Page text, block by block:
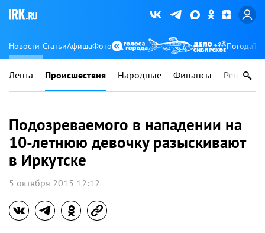
Новости СтатьиАфишаФото Погода
Лента Происшествия Народные Финансы Регионы
Подозреваемого в нападении на
10-летнюю девочку разыскивают
в Иркутске
5 октября 2015 12:12